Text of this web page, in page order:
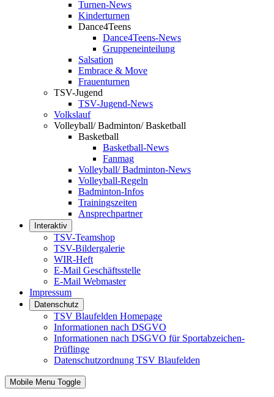
Turnen-News
Kinderturnen
Dance4Teens
Dance4Teens-News
Gruppeneinteilung
Salsation
Embrace & Move
Frauenturnen
TSV-Jugend
TSV-Jugend-News
Volkslauf
Volleyball/ Badminton/ Basketball
Basketball
Basketball-News
Fanmag
Volleyball/ Badminton-News
Volleyball-Regeln
Badminton-Infos
Trainingszeiten
Ansprechpartner
Interaktiv
TSV-Teamshop
TSV-Bildergalerie
WIR-Heft
E-Mail Geschäftsstelle
E-Mail Webmaster
Impressum
Datenschutz
TSV Blaufelden Homepage
Informationen nach DSGVO
Informationen nach DSGVO für Sportabzeichen-
Prüflinge
Datenschutzordnung TSV Blaufelden
Mobile Menu Toggle